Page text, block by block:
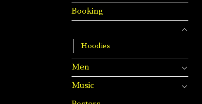
Booking
Hoodies
Men
Music